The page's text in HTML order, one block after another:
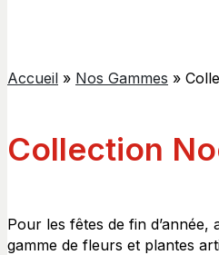
Accueil » Nos Gammes »
Collection
Pour les fêtes de fin
gamme de fleurs et plantes